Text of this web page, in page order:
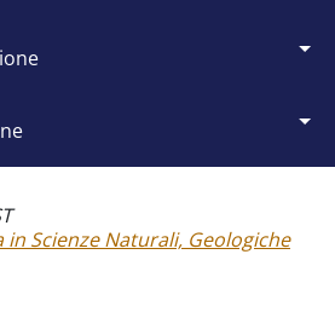
in Scienze Naturali, Geologiche